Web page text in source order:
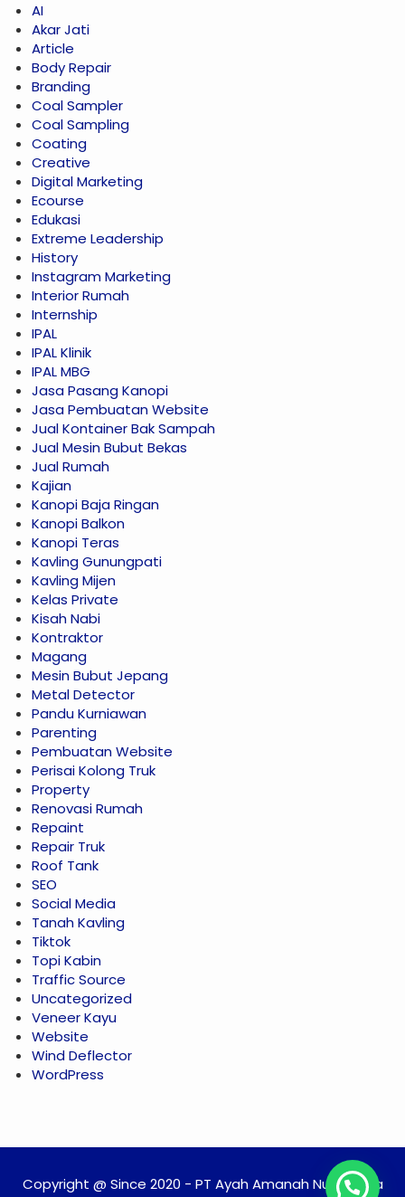
AI
Akar Jati
Article
Body Repair
Branding
Coal Sampler
Coal Sampling
Coating
Creative
Digital Marketing
Ecourse
Edukasi
Extreme Leadership
History
Instagram Marketing
Interior Rumah
Internship
IPAL
IPAL Klinik
IPAL MBG
Jasa Pasang Kanopi
Jasa Pembuatan Website
Jual Kontainer Bak Sampah
Jual Mesin Bubut Bekas
Jual Rumah
Kajian
Kanopi Baja Ringan
Kanopi Balkon
Kanopi Teras
Kavling Gunungpati
Kavling Mijen
Kelas Private
Kisah Nabi
Kontraktor
Magang
Mesin Bubut Jepang
Metal Detector
Pandu Kurniawan
Parenting
Pembuatan Website
Perisai Kolong Truk
Property
Renovasi Rumah
Repaint
Repair Truk
Roof Tank
SEO
Social Media
Tanah Kavling
Tiktok
Topi Kabin
Traffic Source
Uncategorized
Veneer Kayu
Website
Wind Deflector
WordPress
Copyright @ Since 2020 - PT Ayah Amanah Nusantara